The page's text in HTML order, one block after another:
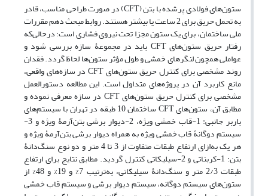
ستون‌های فولادی پرشده با بتن(
CFT
)در صورت طراحی مناسب، قادر
به تحمل حریق برای 2 ساعت یا بیشتر هستند. روابط مبحث دهم مقررات
ملی ساختمان، برای یک ستون مجزا تحت نیروی فشاری است؛ درحالی‌که
رفتار حریق ستون‌هایCFT باید در مجموعۀ سازه بررسی شود و
عواملی همچون لنگرهای خمشی و طول مؤثر ستون‌ها لحاظ گردد. فقدان
روند مشخصی برای کنترل حریق ستون‌هایCFTدر سازه‌های واقعی،
مانع کاربرد آن در پروژه‌های متداول است. این مطالعه دستورالعمل
مشخصی برای کنترل حریق ستون‌هایCFT در سازه معرفی نموده و
مطابق آن، ستون‌هایCFT ساختمان 10 طبقه در تهران با سیستم‌های‌
باربر جانبی: 1-قاب خمشی ویژه، 2-دیوار برشی بتن‌آرمۀ ویژه و 3-
سیستم دوگانۀ قاب خمشی ویژه به همراه دیوار برشی بتن‌آرمۀ ویژه و
هر یک به‌ازای ارتفاع طبقات متفاوت از 3 تا 4 متر و دو نوع سنگ‌دانۀ
بتن: 1-کربناتی و 2-سیلیکاتی کنترل گردید. مطابق نتایج برای ارتفاع
طبقات 2/3 متر و سنگ‌دانۀ سیلیکاتی، به‌ترتیب 7% و 19% و 48% از
ستون‌های سیستم دوگانه، سیستم دیوار برشی و سیستم قاب خمشی